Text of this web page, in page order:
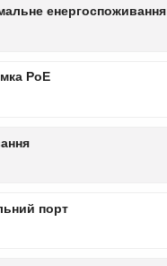
енергоспоживання
PoE
порт